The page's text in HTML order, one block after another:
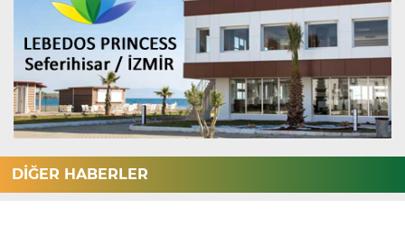
DİĞER HABERLER